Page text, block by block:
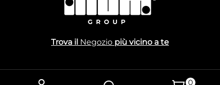
Trova il Negozio più vicino a te
0